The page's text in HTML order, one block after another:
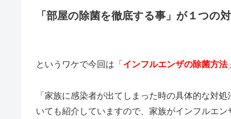
「部屋の除菌を徹底する事」が１つの
というワケで今回は「インフルエンザの除菌方法
「家族に感染者が出てしまった時の具体的な対
いても紹介していますので、家族がインフルエ